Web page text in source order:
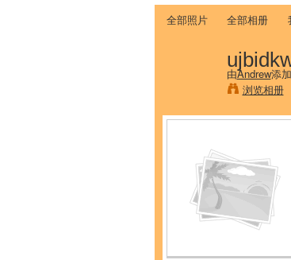
全部照片 全部相册
由Andrew添
浏览相册